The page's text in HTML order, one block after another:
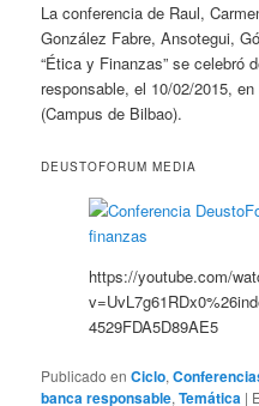
La conferencia de Raul,
González Fabre, Ansotegui,
“Ética y Finanzas” se celebró
responsable, el 10/02/2015,
(Campus de Bilbao).
DEUSTOFORUM MEDIA
https://youtube.com/
4529FDA5D89AE5
Publicado en Ciclo,
banca responsable,Temática |